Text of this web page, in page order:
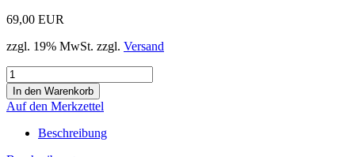
69,00 EUR
zzgl. 19% MwSt. zzgl. Versand
Auf den Merkzettel
Beschreibung